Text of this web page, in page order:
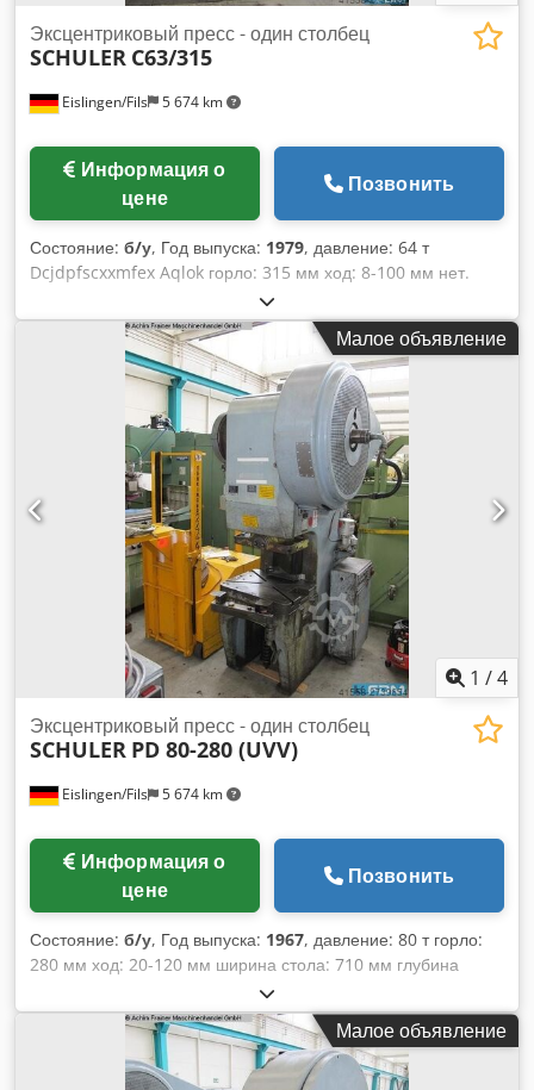
Eislingen/Fils 5 674 km
Эксцентриковый пресс - один столбец
SCHULER C63/315
цене
Позвонить
Состояние: б/у, Год выпуска: 1979, давление: 64 т
Dcjdpfscxxmfex Aqlok горло: 315 мм ход: 8-100 мм нет.
штрихов: 140 хаб/мин. Площадь поверхности стола: 820 x
630 мм высота стола над полом: 800 мм ход плунжера -
регулируемый мин/макс: 8-100 мм плунжер - диапазон
регулировки: 63 мм общая потребляемая мощность: 7,5
кВт вес машины ca.:4,8 t размеры машины при... 1,45 x 1,70
Малое объявление
1 /4
Eislingen/Fils 5 674 km
Эксцентриковый пресс - один столбец
SCHULER PD 80-280 (UVV)
цене
Позвонить
Состояние: б/у, Год выпуска: 1967, давление: 80 т горло:
280 мм ход: 20-120 мм ширина стола: 710 мм глубина
стола: 560 мм размер головки плунжера: 560x355 мм
Djdpjcxxrhjfx Aqlsck регулировка ползуна: 72 мм нет.
штрихов: 125 хаб/мин. общая потребляемая мощность: 9,5
кВт вес машины ca.:4,4 t
Малое объявление